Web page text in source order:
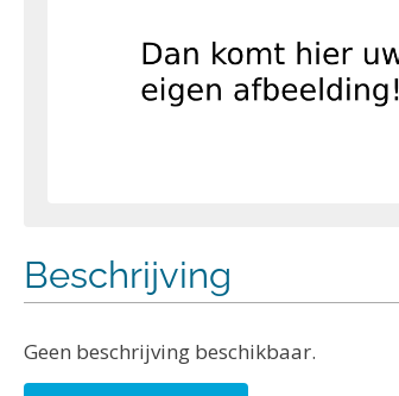
Beschrijving
Geen beschrijving beschikbaar.